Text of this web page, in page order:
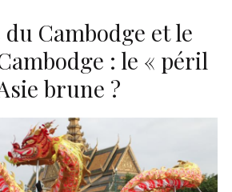
Cambodge et le
: le « péril
brune ?